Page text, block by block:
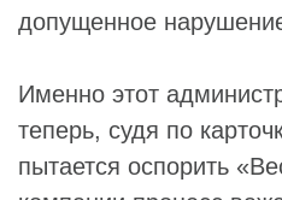
допущенное
Именно этот
теперь, судя по
пытается оспорить